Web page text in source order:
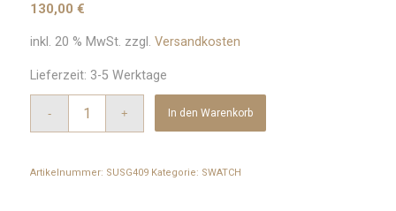
130,00 €
inkl. 20 % MwSt. zzgl. Versandkosten
Lieferzeit: 3-5 Werktage
In den Warenkorb
Artikelnummer: SUSG409 Kategorie: SWATCH